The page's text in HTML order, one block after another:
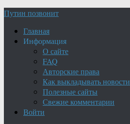
Путин позвонит
Главная
Информация
О сайте
FAQ
Авторские права
Как выкладывать новости
Полезные сайты
Свежие комментарии
Войти